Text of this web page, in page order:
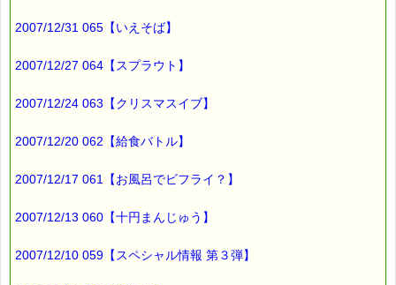
恐い です ＼(>o<)／
こんにちは！
ルコ＠千葉るみこ （主婦、二児の母） でございます。
■ｅパスタイム通信 2007.09.27 VOL.038号
2007/12/31 065【いえそば】
2007/12/27 064【スプラウト】
2007/12/24 063【クリスマスイブ】
2007/12/20 062【給食バトル】
2007/12/17 061【お風呂でビフライ？】
2007/12/13 060【十円まんじゅう】
2007/12/10 059【スペシャル情報 第３弾】